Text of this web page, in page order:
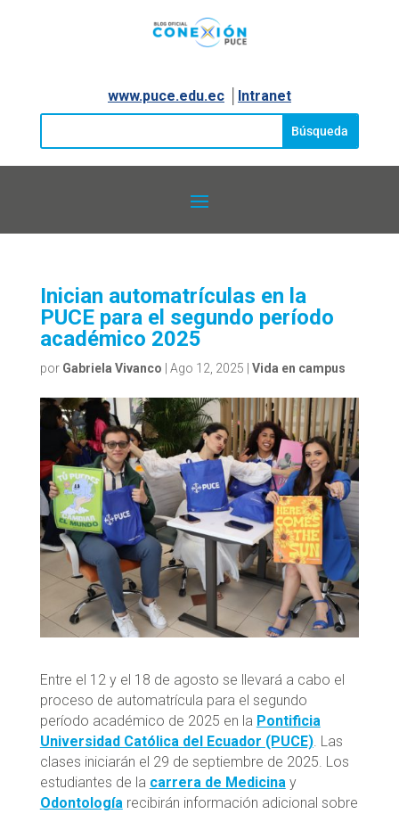
www.puce.edu.ec│ Intranet
Inician automatrículas en la
PUCE para el segundo período
académico 2025
por Gabriela Vivanco Ago 12, 2025 Vida en campus
Entre el 12 y el 18 de agosto se llevará a cabo el
proceso de automatrícula para el segundo
período académico de 2025 en la Pontificia
Universidad Católica del Ecuador (PUCE). Las
clases iniciarán el 29 de septiembre de 2025. Los
estudiantes de la carrera de Medicinay
Odontologíarecibirán información adicional sobre